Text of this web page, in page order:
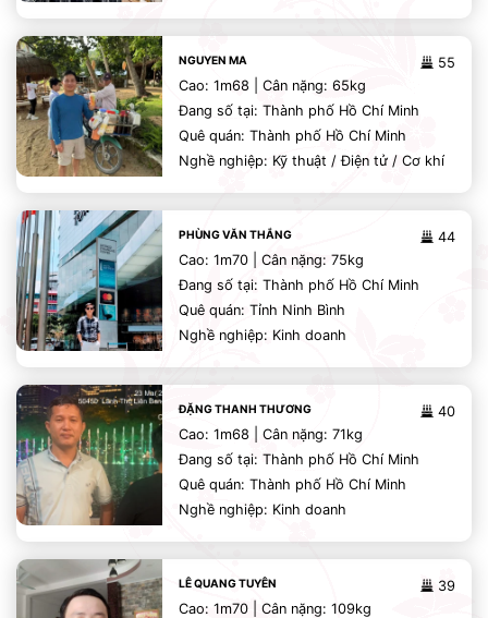
55
NGUYEN MA
Cao: 1m68 | Cân nặng: 65kg
Đang số tại: Thành phố Hồ Chí Minh
Quê quán: Thành phố Hồ Chí Minh
Nghề nghiệp: Kỹ thuật / Điện tử / Cơ khí
44
PHÙNG VĂN THẮNG
Cao: 1m70 | Cân nặng: 75kg
Đang số tại: Thành phố Hồ Chí Minh
Quê quán: Tỉnh Ninh Bình
Nghề nghiệp: Kinh doanh
40
ĐẶNG THANH THƯƠNG
Cao: 1m68 | Cân nặng: 71kg
Đang số tại: Thành phố Hồ Chí Minh
Quê quán: Thành phố Hồ Chí Minh
Nghề nghiệp: Kinh doanh
39
LÊ QUANG TUYÊN
Cao: 1m70 | Cân nặng: 109kg